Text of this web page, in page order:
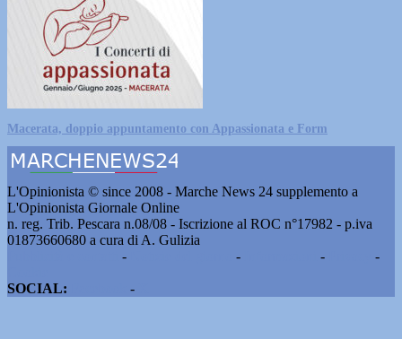
Macerata, doppio appuntamento con Appassionata e Form
L'Opinionista © since 2008 - Marche News 24 supplemento a
L'Opinionista Giornale Online
n. reg. Trib. Pescara n.08/08 - Iscrizione al ROC n°17982 - p.iva
01873660680 a cura di A. Gulizia
- - -
-
SOCIAL:
-